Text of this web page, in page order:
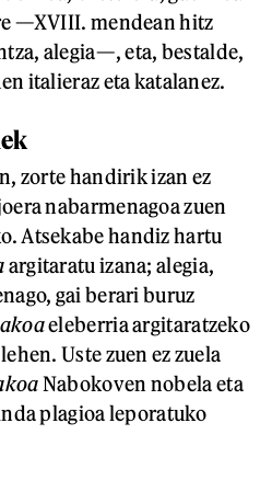
—XVIII. mendean hitz
alegia—, eta, bestalde,
italieraz eta katalanez.
zorte handirik izan ez
nabarmenagoa zuen
Atsekabe handiz hartu
argitaratu izana; alegia,
gai berari buruz
eleberria argitaratzeko
Uste zuen ez zuela
Nabokoven nobela eta
plagioa leporatuko